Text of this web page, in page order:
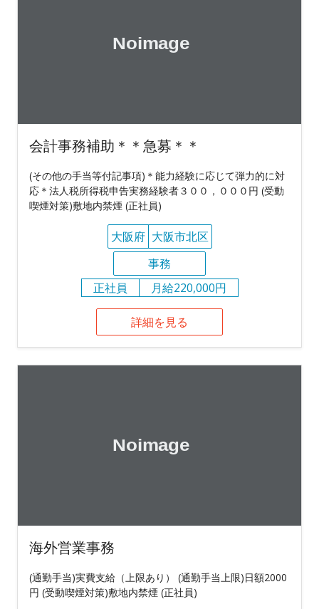
会計事務補助＊＊急募＊＊
(その他の手当等付記事項)＊能力経験に応じて弾力的に対
応＊法人税所得税申告実務経験者３００，０００円 (受動
喫煙対策)敷地内禁煙 (正社員)
大阪府 大阪市北区
事務
正社員
月給220,000円
詳細を見る
海外営業事務
(通勤手当)実費支給（上限あり） (通勤手当上限)日額2000
円 (受動喫煙対策)敷地内禁煙 (正社員)